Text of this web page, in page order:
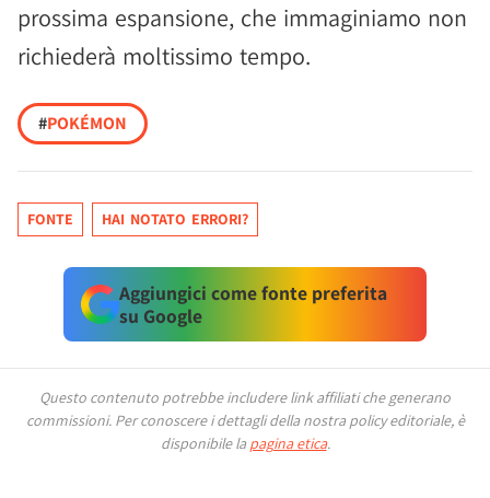
prossima espansione, che immaginiamo non
richiederà moltissimo tempo.
#POKÉMON
FONTE HAI NOTATO ERRORI?
Aggiungici come fonte preferita
su Google
Questo contenuto potrebbe includere link affiliati che generano
commissioni. Per conoscere i dettagli della nostra policy editoriale, è
disponibile la pagina etica.